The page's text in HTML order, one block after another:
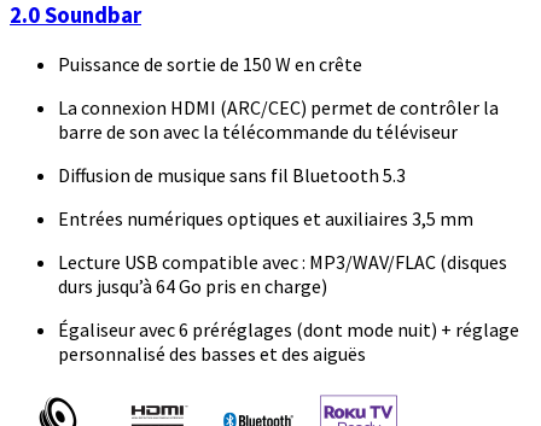
2.0 Soundbar
Puissance de sortie de 150 W en crête
La connexion HDMI (ARC/CEC) permet de contrôler la
barre de son avec la télécommande du téléviseur
Diffusion de musique sans fil Bluetooth 5.3
Entrées numériques optiques et auxiliaires 3,5 mm
Lecture USB compatible avec : MP3/WAV/FLAC (disques
durs jusqu’à 64 Go pris en charge)
Égaliseur avec 6 préréglages (dont mode nuit) + réglage
personnalisé des basses et des aiguës